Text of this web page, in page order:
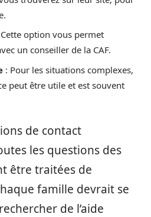
option vous permet
un conseiller de la CAF.
: Pour les situations complexes,
peut être utile et est souvent
de contact
les questions des
être traitées de
famille devrait se
de l’aide